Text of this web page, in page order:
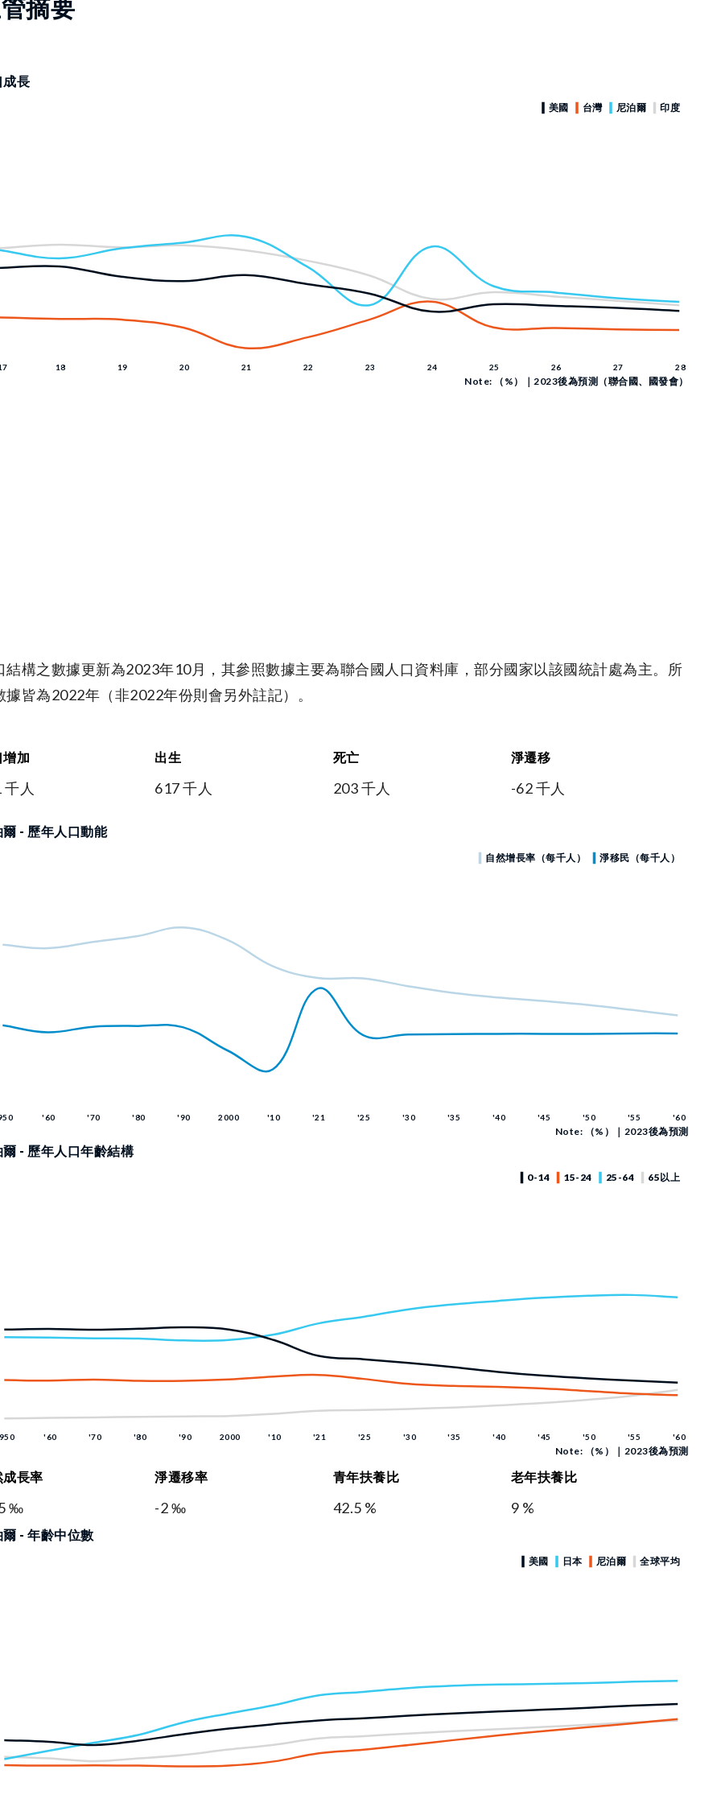
摘要
成長
Note: （%）｜2023後為預測（聯合國、國發會）
結構之數據更新為2023年10月，其參照數據主要為聯合國人口資料庫，部分國家以該國統計處為主。所
據皆為2022年（非2022年份則會另外註記）。
增加
千人
出生
617 千人
死亡
203 千人
淨遷移
-62 千人
爾 - 歷年人口動能
Note: （%）｜2023後為預測
爾 - 歷年人口年齡結構
Note: （%）｜2023後為預測
成長率
‰
淨遷移率
-2 ‰
青年扶養比
42.5 %
老年扶養比
9 %
爾 - 年齡中位數